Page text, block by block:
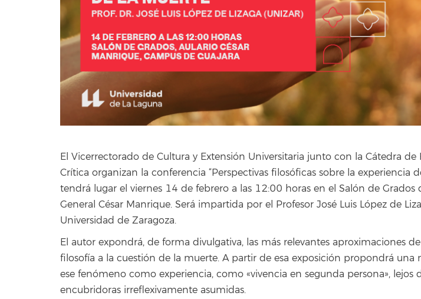
El Vicerrectorado de Cultura y Extensión Universitaria junto con la Cátedra de
Crítica organizan la conferencia “Perspectivas filosóficas sobre la experiencia
tendrá lugar el viernes 14 de febrero a las 12:00 horas en el Salón de Grados
General César Manrique. Será impartida por el Profesor José Luis López de
Universidad de Zaragoza.
El autor expondrá, de forma divulgativa, las más relevantes aproximaciones
filosofía a la cuestión de la muerte. A partir de esa exposición propondrá una
ese fenómeno como experiencia, como «vivencia en segunda persona», lejos
encubridoras irreflexivamente asumidas.